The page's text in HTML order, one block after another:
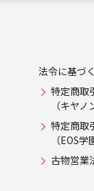
法令に基づ
特定商取
（キヤ
特定商取
（EOS
古物営業